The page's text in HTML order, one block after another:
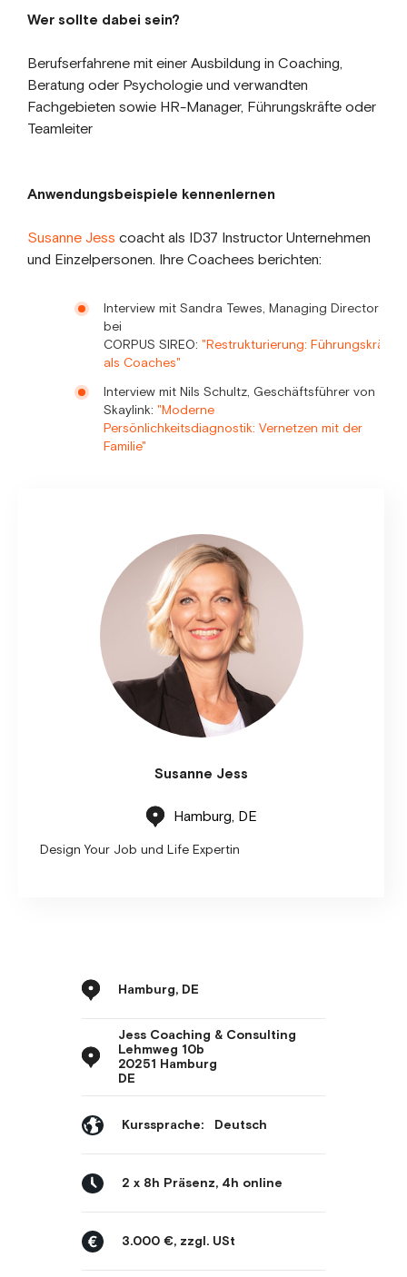
Susanne Jess
Hamburg, DE
Design Your Job und Life Expertin
Hamburg, DE
Jess Coaching & Consulting
Lehmweg 10b
20251 Hamburg
DE
Kurssprache: Deutsch
2 x 8h Präsenz, 4h online
3.000 €, zzgl. USt
Wer sollte dabei sein?
Berufserfahrene mit einer Ausbildung in Coaching,
Beratung oder Psychologie und verwandten
Fachgebieten sowie HR-Manager, Führungskräfte oder
Teamleiter
Anwendungsbeispiele kennenlernen
Susanne Jess coacht als ID37 Instructor Unternehmen
und Einzelpersonen. Ihre Coachees berichten:
Interview mit Sandra Tewes, Managing Director
bei
CORPUS SIREO: "Restrukturierung: Führungskräfte
als Coaches"
Interview mit Nils Schultz, Geschäftsführer von
Skaylink: "Moderne
Persönlichkeitsdiagnostik: Vernetzen mit der
Familie"